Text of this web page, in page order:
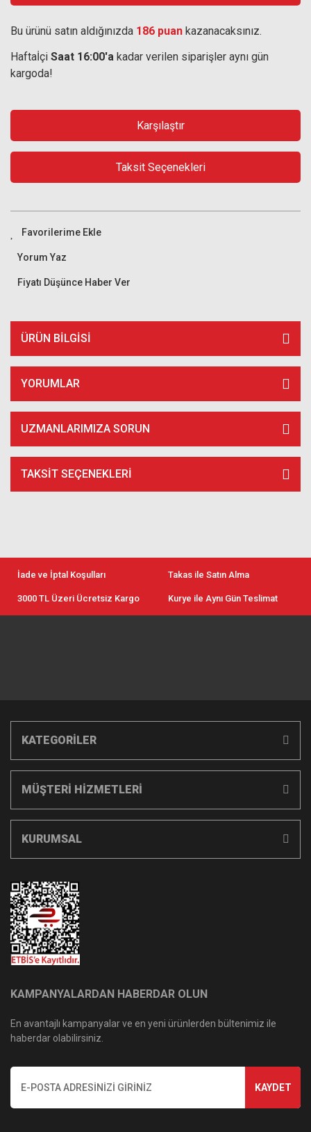
Bu ürünü satın aldığınızda 186 puan kazanacaksınız.
Haftaİçi Saat 16:00'a kadar verilen siparişler aynı gün
kargoda!
Karşılaştır
Taksit Seçenekleri
Yorum Yaz
Fiyatı Düşünce Haber Ver
ÜRÜN BILGISI
YORUMLAR
UZMANLARIMIZA SORUN
TAKSIT SEÇENEKLERI
İade ve İptal Koşulları Takas ile Satın Alma
3000 TL Üzeri Ücretsiz Kargo Kurye ile Aynı Gün Teslimat
KATEGORİLER
MÜŞTERİ HİZMETLERİ
KURUMSAL
KAMPANYALARDAN HABERDAR OLUN
En avantajlı kampanyalar ve en yeni ürünlerden bültenimiz ile
haberdar olabilirsiniz.
KAYDET